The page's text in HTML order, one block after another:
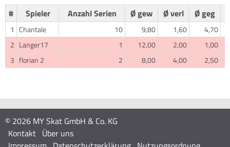
#
Spieler Anzahl Serien Ø gew Ø verl Ø geg
1 Chantale 10 9,80 1,60
4,70
2 Langer17 1 12,00 2,00
1,00
3 florian 2 2 8,00 4,00 2,50
© 2026 MY Skat GmbH & Co. KG
Kontakt Über uns